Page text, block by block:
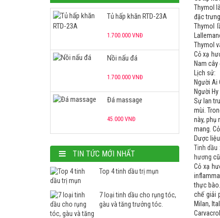
Thymol
đặc
Thymol
Thymol
Cỏ xạ
Nam
Lịch sử:
Người
Người
Sự lan
mùi.
này, phụ
mang.
Dược
Tinh dầu
hương
Cỏ xạ
thực
chế giải
Milan,
Tủ hấp khăn RTD-23A
1.700.000 VNĐ
Nồi nấu đá
1.700.000 VNĐ
Đá massage
45.000 VNĐ
550.000 VNĐ
1.700.000 VNĐ
TIN TỨC MỚI NHẤT
Top 4 tinh dầu trị mụn
7 loại tinh dầu cho rụng tóc,
gàu và tăng trưởng tóc.